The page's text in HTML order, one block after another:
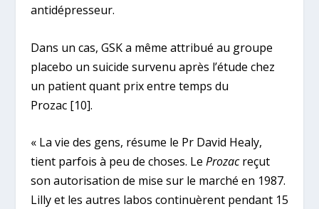
antidépresseur.
Dans un cas, GSK a même attribué au groupe
placebo un suicide survenu après l’étude chez
un patient quant prix entre temps du
Prozac [10].
« La vie des gens, résume le Pr David Healy,
tient parfois à peu de choses. Le Prozacreçut
son autorisation de mise sur le marché en 1987.
Lilly et les autres labos continuèrent pendant 15